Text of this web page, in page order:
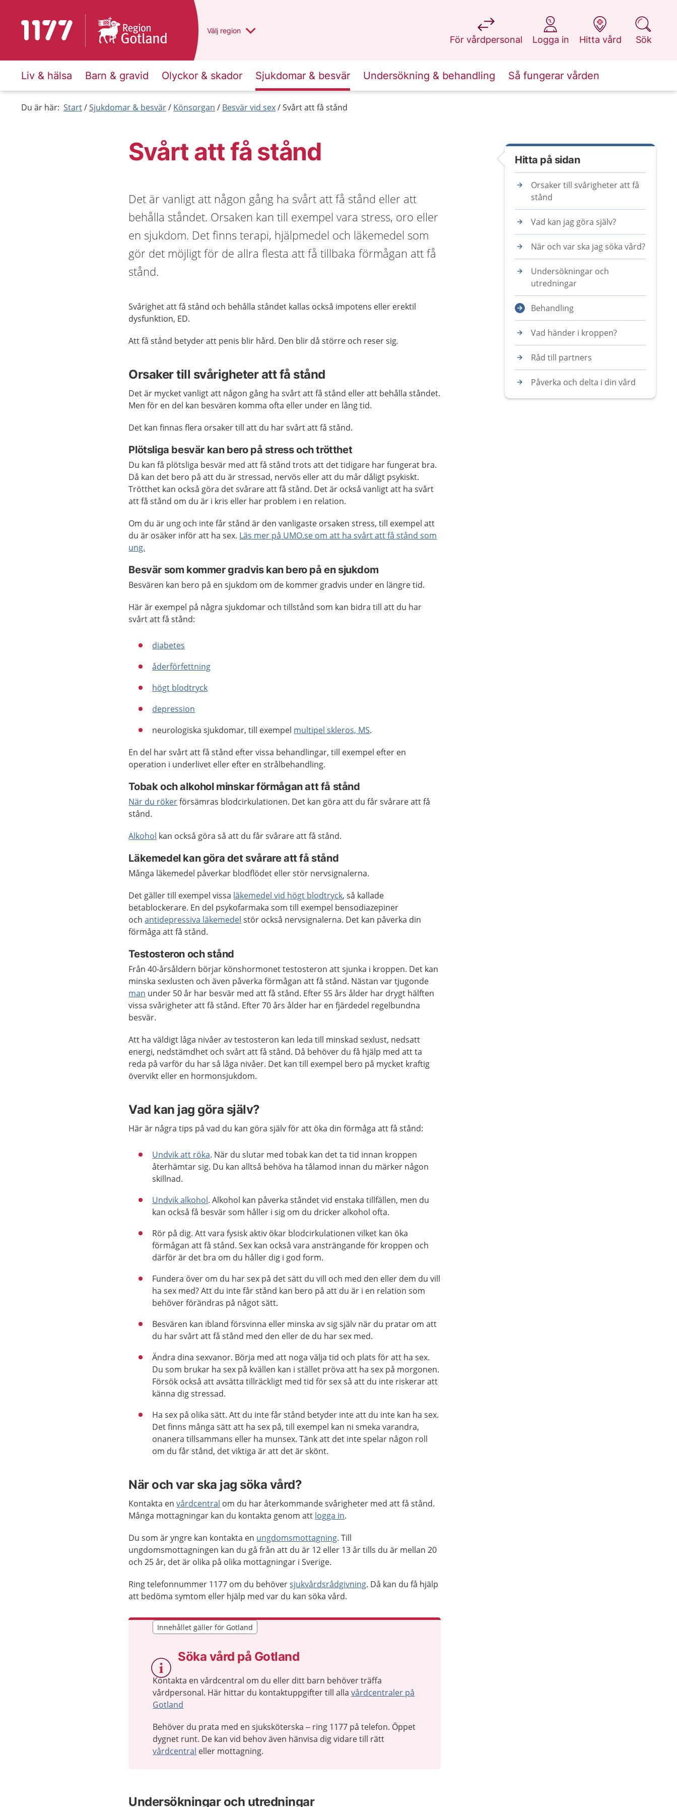
Till startsidan för 1177 Du har valt region
Välj en annan
region
För vårdpersonal
på 1177.se
Logga in
på 1177.se
Hitta vård
på 1177.se
Sök
på 1177.se
Liv & hälsa Barn & gravid Olyckor & skador Sjukdomar & besvär Undersökning & behandling Så fungerar vården
Du är här: Start Sjukdomar & besvär Könsorgan Besvär vid sex Svårt att få stånd
Svårt att få stånd
Det är vanligt att någon gång ha svårt att få stånd eller att
behålla ståndet. Orsaken kan till exempel vara stress, oro eller
en sjukdom. Det finns terapi, hjälpmedel och läkemedel som
gör det möjligt för de allra flesta att få tillbaka förmågan att få
stånd.
Svårighet att få stånd och behålla ståndet kallas också impotens eller erektil
dysfunktion, ED.
Att få stånd betyder att penis blir hård. Den blir då större och reser sig.
Orsaker till svårigheter att få stånd
Det är mycket vanligt att någon gång ha svårt att få stånd eller att behålla ståndet.
Men för en del kan besvären komma ofta eller under en lång tid.
Det kan finnas flera orsaker till att du har svårt att få stånd.
Plötsliga besvär kan bero på stress och trötthet
Du kan få plötsliga besvär med att få stånd trots att det tidigare har fungerat bra.
Då kan det bero på att du är stressad, nervös eller att du mår dåligt psykiskt.
Trötthet kan också göra det svårare att få stånd. Det är också vanligt att ha svårt
att få stånd om du är i kris eller har problem i en relation.
Om du är ung och inte får stånd är den vanligaste orsaken stress, till exempel att
du är osäker inför att ha sex. Läs mer på UMO.se om att ha svårt att få stånd som
ung.
Besvär som kommer gradvis kan bero på en sjukdom
Besvären kan bero på en sjukdom om de kommer gradvis under en längre tid.
Här är exempel på några sjukdomar och tillstånd som kan bidra till att du har
svårt att få stånd:
diabetes
åderförfettning
högt blodtryck
depression
neurologiska sjukdomar, till exempel multipel skleros, MS.
En del har svårt att få stånd efter vissa behandlingar, till exempel efter en
operation i underlivet eller efter en strålbehandling.
Tobak och alkohol minskar förmågan att få stånd
När du rökerförsämras blodcirkulationen. Det kan göra att du får svårare att få
stånd.
Alkohol kan också göra så att du får svårare att få stånd.
Läkemedel kan göra det svårare att få stånd
Många läkemedel påverkar blodflödet eller stör nervsignalerna.
Det gäller till exempel vissa läkemedel vid högt blodtryck, så kallade
betablockerare. En del psykofarmaka som till exempel bensodiazepiner
ochantidepressiva läkemedel stör också nervsignalerna. Det kan påverka din
förmåga att få stånd.
Testosteron och stånd
Från 40-årsåldern börjar könshormonet testosteron att sjunka i kroppen. Det kan
minska sexlusten och även påverka förmågan att få stånd. Nästan var tjugonde
man under 50 år har besvär med att få stånd. Efter 55 års ålder har drygt hälften
vissa svårigheter att få stånd. Efter 70 års ålder har en fjärdedel regelbundna
besvär.
Att ha väldigt låga nivåer av testosteron kan leda till minskad sexlust, nedsatt
energi, nedstämdhet och svårt att få stånd. Då behöver du få hjälp med att ta
reda på varför du har så låga nivåer. Det kan till exempel bero på mycket kraftig
övervikt eller en hormonsjukdom.
Vad kan jag göra själv?
Här är några tips på vad du kan göra själv för att öka din förmåga att få stånd:
Undvik att röka. När du slutar med tobak kan det ta tid innan kroppen
återhämtar sig. Du kan alltså behöva ha tålamod innan du märker någon
skillnad.
Undvik alkohol. Alkohol kan påverka ståndet vid enstaka tillfällen, men du
kan också få besvär som håller i sig om du dricker alkohol ofta.
Rör på dig. Att vara fysisk aktiv ökar blodcirkulationen vilket kan öka
förmågan att få stånd. Sex kan också vara ansträngande för kroppen och
därför är det bra om du håller dig i god form.
Fundera över om du har sex på det sätt du vill och med den eller dem du vill
ha sex med? Att du inte får stånd kan bero på att du är i en relation som
behöver förändras på något sätt.
Besvären kan ibland försvinna eller minska av sig själv när du pratar om att
du har svårt att få stånd med den eller de du har sex med.
Ändra dina sexvanor. Börja med att noga välja tid och plats för att ha sex.
Du som brukar ha sex på kvällen kan i stället pröva att ha sex på morgonen.
Försök också att avsätta tillräckligt med tid för sex så att du inte riskerar att
känna dig stressad.
Ha sex på olika sätt. Att du inte får stånd betyder inte att du inte kan ha sex.
Det finns många sätt att ha sex på, till exempel kan ni smeka varandra,
onanera tillsammans eller ha munsex. Tänk att det inte spelar någon roll
om du får stånd, det viktiga är att det är skönt.
När och var ska jag söka vård?
Kontakta envårdcentral om du har återkommande svårigheter med att få stånd.
Många mottagningar kan du kontakta genom att logga in.
Du som är yngre kan kontakta en ungdomsmottagning. Till
ungdomsmottagningen kan du gå från att du är 12 eller 13 år tills du är mellan 20
och 25 år, det är olika på olika mottagningar i Sverige.
Ring telefonnummer 1177 om du behöversjukvårdsrådgivning. Då kan du få hjälp
att bedöma symtom eller hjälp med var du kan söka vård.
Innehållet gäller för Gotland
Innehållet gäller för Gotland
Söka vård på Gotland
Kontakta en vårdcentral om du eller ditt barn behöver träffa
vårdpersonal. Här hittar du kontaktuppgifter till allavårdcentraler på
Gotland
Behöver du prata med en sjuksköterska – ring 1177 på telefon. Öppet
dygnet runt. De kan vid behov även hänvisa dig vidare till rätt
vårdcentral eller mottagning.
Undersökningar och utredningar
Hitta på sidan
Orsaker till svårigheter att få
stånd
Vad kan jag göra själv?
När och var ska jag söka vård?
Undersökningar och
utredningar
Behandling
Vad händer i kroppen?
Råd till partners
Påverka och delta i din vård